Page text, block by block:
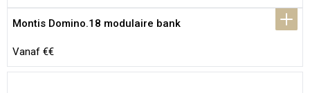
Montis Domino.18 modulaire bank
Vanaf €€